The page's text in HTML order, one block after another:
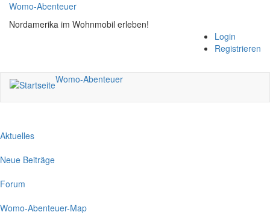
Direkt
zum
Inhalt
Womo-Abenteuer
Nordamerika im Wohnmobil erleben!
Login
Registrieren
Womo-Abenteuer
Aktuelles
Neue Beiträge
Forum
Womo-Abenteuer-Map